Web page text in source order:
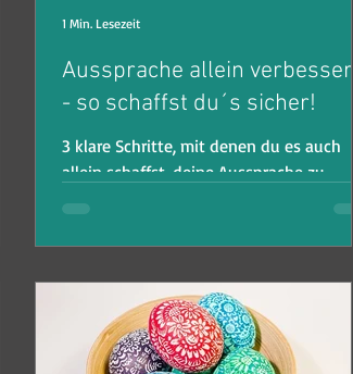
Aussprache allein verbessern
- so schaffst du´s sicher!
3 klare Schritte, mit denen du es auch
allein schaffst, deine Aussprache zu
verbessern
1 Min. Lesezeit